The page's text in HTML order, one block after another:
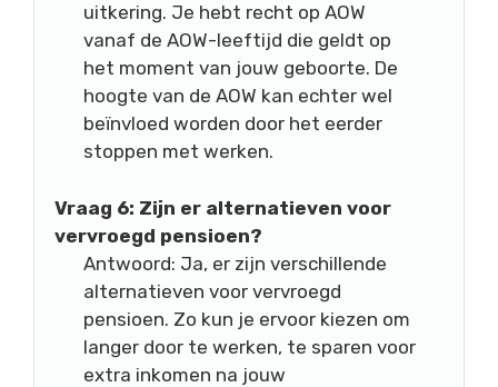
uitkering. Je hebt recht op AOW
vanaf de AOW-leeftijd die geldt op
het moment van jouw geboorte. De
hoogte van de AOW kan echter wel
beïnvloed worden door het eerder
stoppen met werken.
Vraag 6: Zijn er alternatieven voor
vervroegd pensioen?
Antwoord: Ja, er zijn verschillende
alternatieven voor vervroegd
pensioen. Zo kun je ervoor kiezen om
langer door te werken, te sparen voor
extra inkomen na jouw